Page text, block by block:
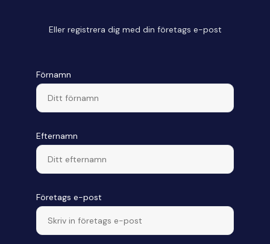
Eller registrera dig med din företags e-post
Förnamn
Efternamn
Företags e-post